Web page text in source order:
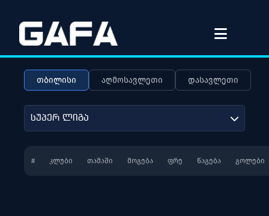
თბილისი აღმოსავლეთი დასავლეთი
სუპერ ლიგა
# ᲙᲚᲣᲑᲘ ᲗᲐᲛᲐᲨᲘ ᲛᲝᲒᲔᲑᲐ ᲤᲠᲔ ᲬᲐᲒᲔᲑᲐ ᲒᲝᲚᲔᲑᲘ